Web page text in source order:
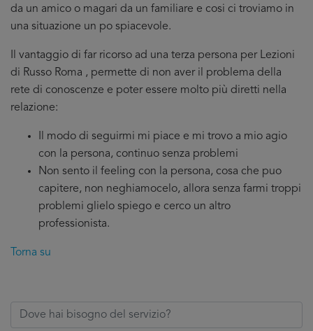
da un amico o magari da un familiare e cosi ci troviamo in
una situazione un po spiacevole.
Il vantaggio di far ricorso ad una terza persona per Lezioni
di Russo Roma , permette di non aver il problema della
rete di conoscenze e poter essere molto più diretti nella
relazione:
Il modo di seguirmi mi piace e mi trovo a mio agio
con la persona, continuo senza problemi
Non sento il feeling con la persona, cosa che puo
capitere, non neghiamocelo, allora senza farmi troppi
problemi glielo spiego e cerco un altro
professionista.
Torna su